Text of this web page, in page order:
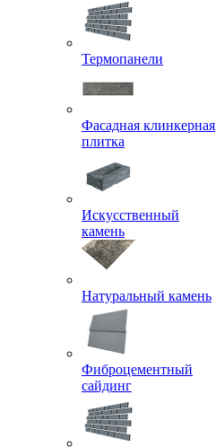
Термопанели
Фасадная клинкерная
плитка
Искусственный
камень
Натуральный камень
Фиброцементный
сайдинг